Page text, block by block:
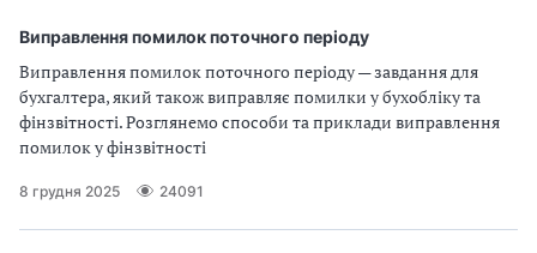
Виправлення помилок поточного періоду
Виправлення помилок поточного періоду — завдання для
бухгалтера, який також виправляє помилки у бухобліку та
фінзвітності. Розглянемо способи та приклади виправлення
помилок у фінзвітності
8 грудня 2025 24091